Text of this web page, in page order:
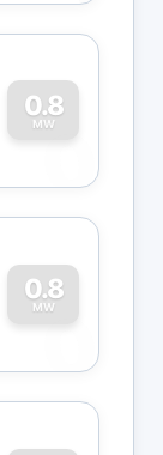
0.8
MW
0
0.8
MW
0